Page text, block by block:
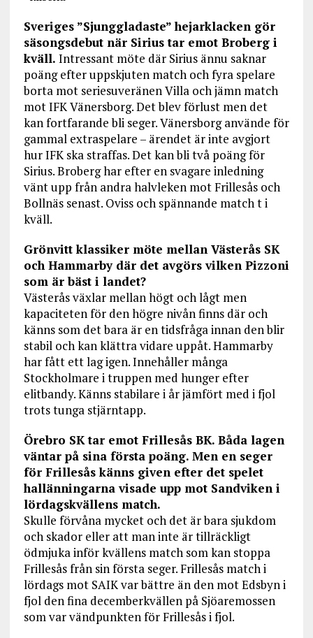
Sveriges ”Sjunggladaste” hejarklacken gör
säsongsdebut när Sirius tar emot Broberg i
kväll. Intressant möte där Sirius ännu saknar
poäng efter uppskjuten match och fyra spelare
borta mot seriesuveränen Villa och jämn match
mot IFK Vänersborg. Det blev förlust men det
kan fortfarande bli seger. Vänersborg använde för
gammal extraspelare – ärendet är inte avgjort
hur IFK ska straffas. Det kan bli två poäng för
Sirius. Broberg har efter en svagare inledning
vänt upp från andra halvleken mot Frillesås och
Bollnäs senast. Oviss och spännande match t i
kväll.
Grönvitt klassiker möte mellan Västerås SK
och Hammarby där det avgörs vilken Pizzoni
som är bäst i landet?
Västerås växlar mellan högt och lågt men
kapaciteten för den högre nivån finns där och
känns som det bara är en tidsfråga innan den blir
stabil och kan klättra vidare uppåt. Hammarby
har fått ett lag igen. Innehåller många
Stockholmare i truppen med hunger efter
elitbandy. Känns stabilare i år jämfört med i fjol
trots tunga stjärntapp.
Örebro SK tar emot Frillesås BK. Båda lagen
väntar på sina första poäng. Men en seger
för Frillesåskänns given efter det spelet
hallänningarna visade upp mot Sandviken i
lördagskvällens match.
Skulle förvåna mycket och det är bara sjukdom
och skador eller att man inte är tillräckligt
ödmjuka inför kvällens match som kan stoppa
Frillesås från sin första seger. Frillesås match i
lördags mot SAIK var bättre än den mot Edsbyn i
fjol den fina decemberkvällen på Sjöaremossen
som var vändpunkten för Frillesås i fjol.